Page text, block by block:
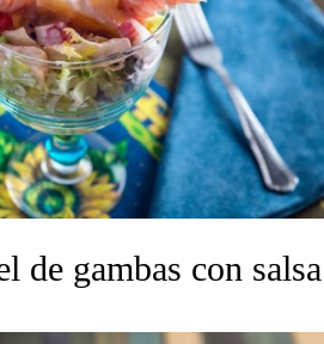
de gambas con salsa